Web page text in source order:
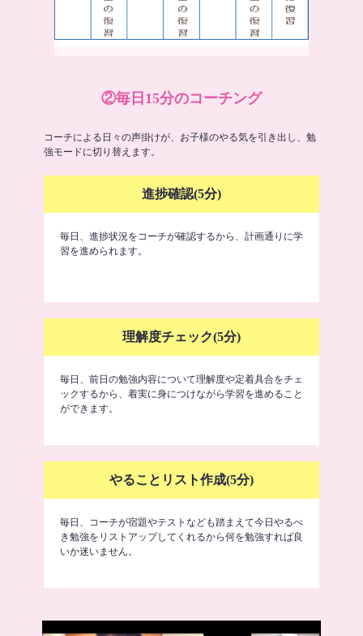
②毎日15分のコーチング
コーチによる日々の声掛けが、お子様のやる気を引き出し、勉
強モードに切り替えます。
進捗確認(5分)
毎日、進捗状況をコーチが確認するから、計画通りに学
習を進められます。
理解度チェック(5分)
毎日、前日の勉強内容について理解度や定着具合をチェ
ックするから、着実に身につけながら学習を進めること
ができます。
やることリスト作成(5分)
毎日、コーチが宿題やテストなども踏まえて今日やるべ
き勉強をリストアップしてくれるから何を勉強すれば良
いか迷いません。